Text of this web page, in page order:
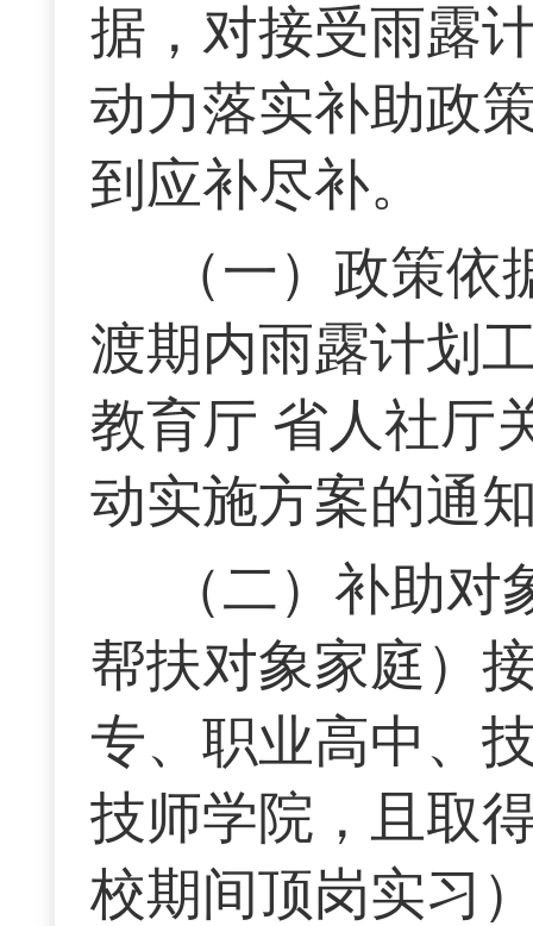
据，对接受雨露
动力落实补助政
到应补尽补。
（一）政策
渡期内雨露计划
教育厅 省人社厅
动实施方案的通
（二）补助
帮扶对象家庭）
专、职业高中、
技师学院，且取
校期间顶岗实习